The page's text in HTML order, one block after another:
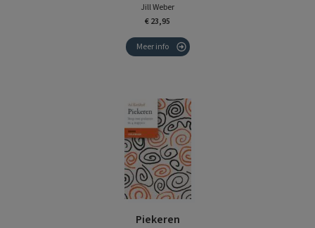
Jill Weber
€ 23,95
Meer info
Piekeren